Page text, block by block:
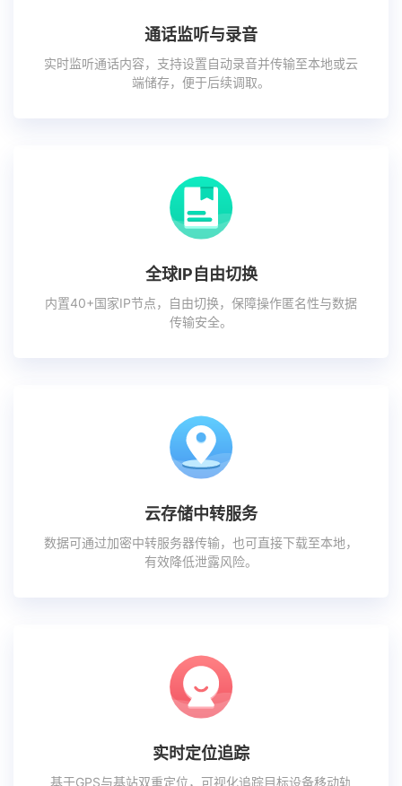
通话监听与录音
实时监听通话内容，支持设置自动录音并传输至本地或云
端储存，便于后续调取。
全球IP自由切换
内置40+国家IP节点，自由切换，保障操作匿名性与数据
传输安全。
云存储中转服务
数据可通过加密中转服务器传输，也可直接下载至本地，
有效降低泄露风险。
实时定位追踪
基于GPS与基站双重定位，可视化追踪目标设备移动轨